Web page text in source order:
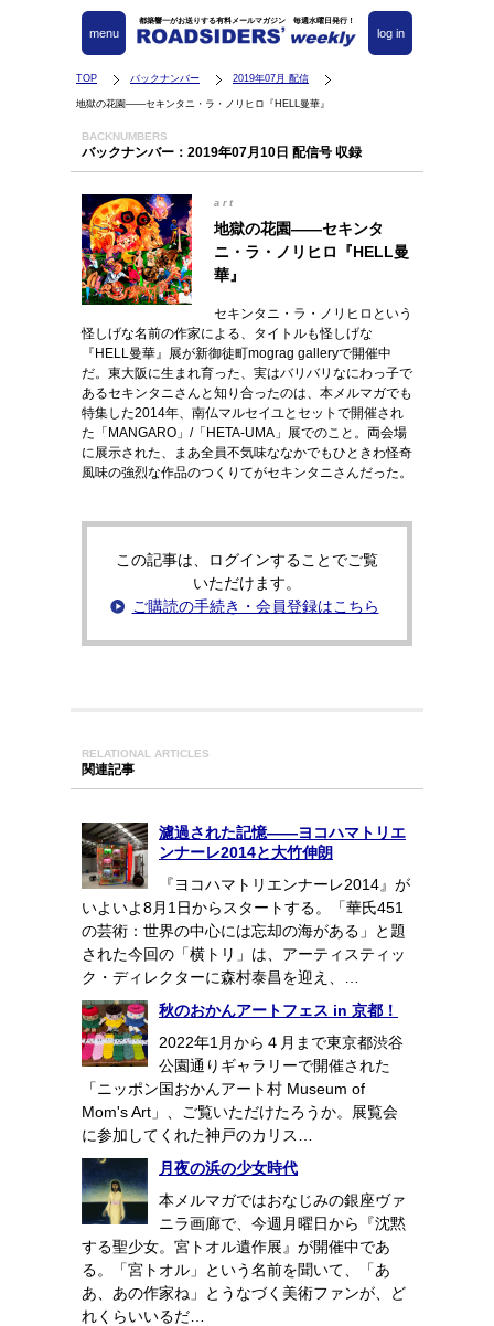
都築響一がお送りする有料メールマガジン 毎週水曜日発行！
log in
menu
TOP バックナンバー 2019年07月 配信
地獄の花園――セキンタニ・ラ・ノリヒロ『HELL曼華』
BACKNUMBERS
バックナンバー：2019年07月10日 配信号 収録
art
地獄の花園――セキンタ
ニ・ラ・ノリヒロ『HELL曼
華』
セキンタニ・ラ・ノリヒロという
怪しげな名前の作家による、タイトルも怪しげな
『HELL曼華』展が新御徒町mograg galleryで開催中
だ。東大阪に生まれ育った、実はバリバリなにわっ子で
あるセキンタニさんと知り合ったのは、本メルマガでも
特集した2014年、南仏マルセイユとセットで開催され
た「MANGARO」/「HETA-UMA」展でのこと。両会場
に展示された、まあ全員不気味ななかでもひときわ怪奇
風味の強烈な作品のつくりてがセキンタニさんだった。
この記事は、ログインすることでご覧
いただけます。
ご購読の手続き・会員登録はこちら
RELATIONAL ARTICLES
関連記事
濾過された記憶――ヨコハマトリエ
ンナーレ2014と大竹伸朗
『ヨコハマトリエンナーレ2014』が
いよいよ8月1日からスタートする。「華氏451
の芸術：世界の中心には忘却の海がある」と題
された今回の「横トリ」は、アーティスティッ
ク・ディレクターに森村泰昌を迎え、…
秋のおかんアートフェス in 京都！
2022年1月から４月まで東京都渋谷
公園通りギャラリーで開催された
「ニッポン国おかんアート村 Museum of
Mom's Art」、ご覧いただけたろうか。展覧会
に参加してくれた神戸のカリス…
月夜の浜の少女時代
本メルマガではおなじみの銀座ヴァ
ニラ画廊で、今週月曜日から『沈黙
する聖少女。宮トオル遺作展』が開催中であ
る。「宮トオル」という名前を聞いて、「あ
あ、あの作家ね」とうなづく美術ファンが、ど
れくらいいるだ…